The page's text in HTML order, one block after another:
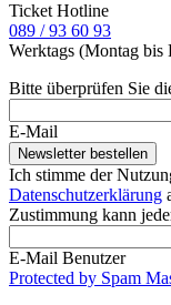
Ticket Hotline
089 / 93 60 93
Werktags (Montag
Bitte überprüfen Sie
E-Mail
Ich stimme der
Datenschutzerklärung
Zustimmung kann
E-Mail Benutzer
Protected by Spam